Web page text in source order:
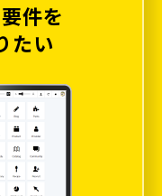
件を
たい